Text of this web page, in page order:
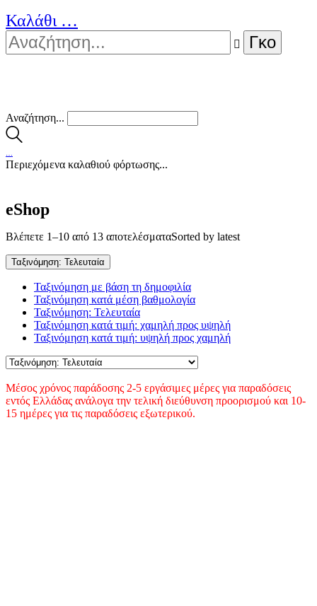
Καλάθι …
Αναζήτηση...
Περιεχόμενα καλαθιού φόρτωσης...
eShop
Βλέπετε 1–10 από 13 αποτελέσματαSorted by latest
Ταξινόμηση: Τελευταία
Ταξινόμηση με βάση τη δημοφιλία
Ταξινόμηση κατά μέση βαθμολογία
Ταξινόμηση: Τελευταία
Ταξινόμηση κατά τιμή: χαμηλή προς υψηλή
Ταξινόμηση κατά τιμή: υψηλή προς χαμηλή
Μέσος χρόνος παράδοσης 2-5 εργάσιμες μέρες για παραδόσεις
εντός Ελλάδας ανάλογα την τελική διεύθυνση προορισμού και 10-
15 ημέρες για τις παραδόσεις εξωτερικού.